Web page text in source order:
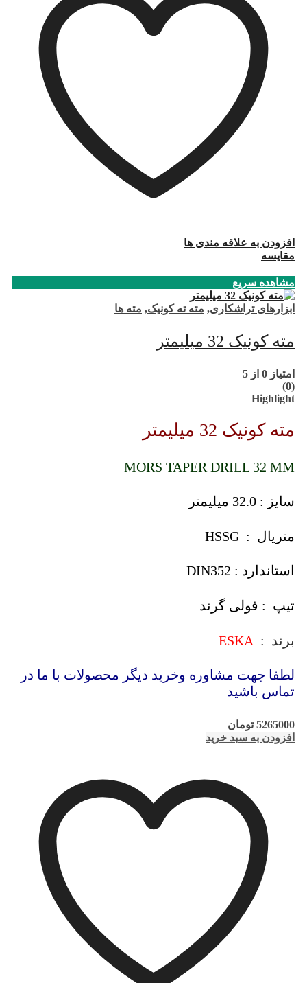
افزودن به علاقه مندی ها
مقایسه
مشاهده سریع
ابزارهای تراشکاری, مته ته کونیک, مته ها
مته کونیک 32 میلیمتر
امتیاز 0 از 5
(0)
Highlight
مته کونیک 32 میلیمتر
MORS TAPER DRILL 32 MM
سایز : 32.0 میلیمتر
متریال : HSSG
استاندارد : DIN352
تیپ : فولی گرند
برند : ESKA
لطفا جهت مشاوره وخرید دیگر محصولات با ما در
تماس باشید
5265000 تومان
افزودن به سبد خرید